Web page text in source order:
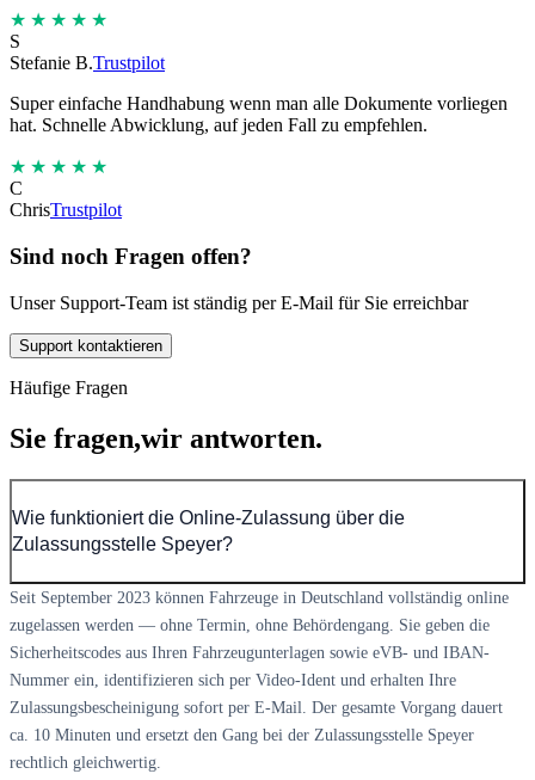
★★★★★
S
Stefanie B.Trustpilot
Super einfache Handhabung wenn man alle Dokumente vorliegen
hat. Schnelle Abwicklung, auf jeden Fall zu empfehlen.
★★★★★
C
ChrisTrustpilot
Sind noch Fragen offen?
Unser Support-Team ist ständig per E-Mail für Sie erreichbar
Support kontaktieren
Häufige Fragen
Sie fragen,wir antworten.
Wie funktioniert die Online-Zulassung über die
Zulassungsstelle Speyer?
Seit September 2023 können Fahrzeuge in Deutschland vollständig online
zugelassen werden — ohne Termin, ohne Behördengang. Sie geben die
Sicherheitscodes aus Ihren Fahrzeugunterlagen sowie eVB- und IBAN-
Nummer ein, identifizieren sich per Video-Ident und erhalten Ihre
Zulassungsbescheinigung sofort per E-Mail. Der gesamte Vorgang dauert
ca. 10 Minuten und ersetzt den Gang bei der Zulassungsstelle Speyer
rechtlich gleichwertig.